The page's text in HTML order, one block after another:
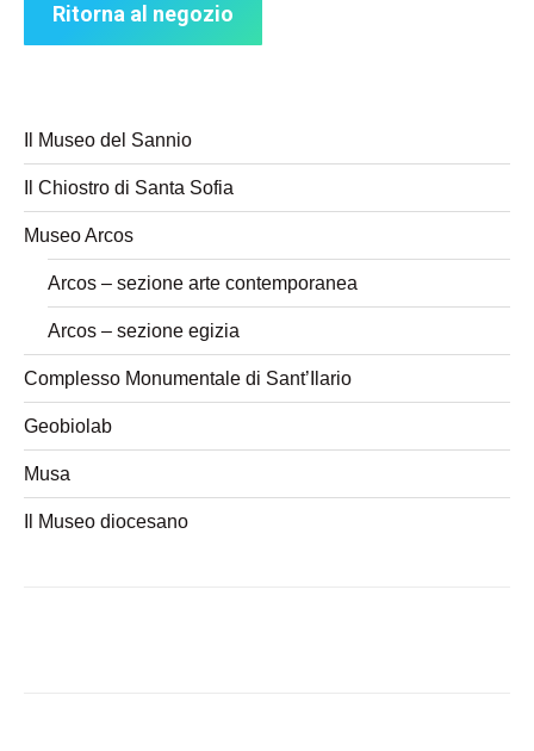
Ritorna al negozio
Il Museo del Sannio
Il Chiostro di Santa Sofia
Museo Arcos
Arcos – sezione arte contemporanea
Arcos – sezione egizia
Complesso Monumentale di Sant’Ilario
Geobiolab
Musa
Il Museo diocesano